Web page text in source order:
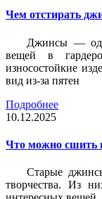
Чем отстирать
Джинсы —
вещей в
износостойкие
вид из-за пятен
Подробнее
10.12.2025
Что можно сшить
Старые
творчества. Из